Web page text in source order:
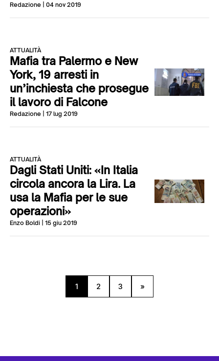
Redazione | 04 nov 2019
ATTUALITÀ
Mafia tra Palermo e New
York, 19 arresti in
un’inchiesta che prosegue
il lavoro di Falcone
Redazione | 17 lug 2019
ATTUALITÀ
Dagli Stati Uniti: «In Italia
circola ancora la Lira. La
usa la Mafia per le sue
operazioni»
Enzo Boldi | 15 giu 2019
1 2 3 »